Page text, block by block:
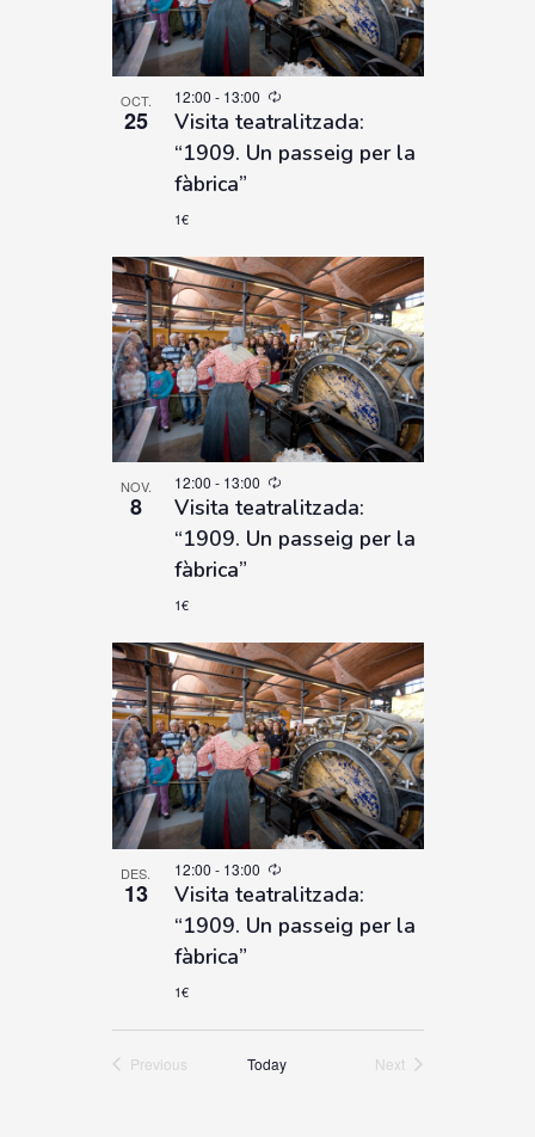
OCT.
25
12:00 - 13:00
Visita teatralitzada:
“1909. Un passeig per la
fàbrica”
1€
NOV.
8
12:00 - 13:00
Visita teatralitzada:
“1909. Un passeig per la
fàbrica”
1€
DES.
13
12:00 - 13:00
Visita teatralitzada:
“1909. Un passeig per la
fàbrica”
1€
Previous
Today
Next